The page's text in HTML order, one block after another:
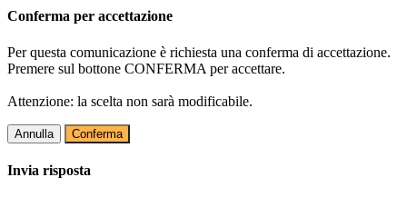
Conferma per accettazione
Per questa comunicazione è richiesta una conferma di accettazione.
Premere sul bottone CONFERMA per accettare.
Attenzione: la scelta non sarà modificabile.
Annulla Conferma
Invia risposta